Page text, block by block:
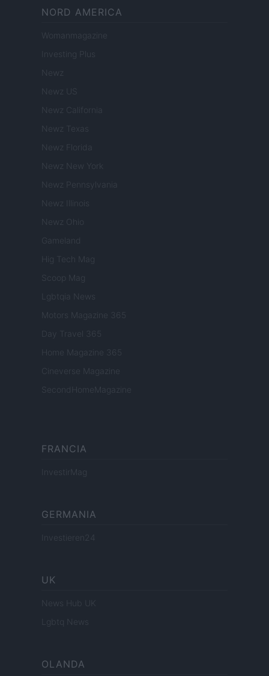
NORD AMERICA
Womanmagazine
Investing Plus
Newz
Newz US
Newz California
Newz Texas
Newz Florida
Newz New York
Newz Pennsylvania
Newz Illinois
Newz Ohio
Gameland
Hig Tech Mag
Scoop Mag
Lgbtqia News
Motors Magazine 365
Day Travel 365
Home Magazine 365
Cineverse Magazine
SecondHomeMagazine
FRANCIA
InvestirMag
GERMANIA
Investieren24
UK
News Hub UK
Lgbtq News
OLANDA